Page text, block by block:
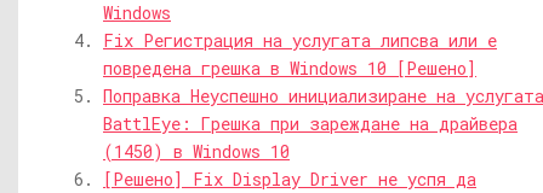
Windows
Fix Регистрация на услугата липсва или е
повредена грешка в Windows 10 [Решено]
Поправка Неуспешно инициализиране на услугата
BattlEye: Грешка при зареждане на драйвера
(1450) в Windows 10
[Решено] Fix Display Driver не успя да